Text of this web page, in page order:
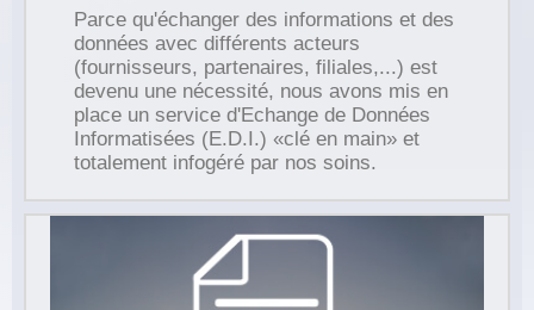
Parce qu'échanger des informations et des
données avec différents acteurs
(fournisseurs, partenaires, filiales,...) est
devenu une nécessité, nous avons mis en
place un service d'Echange de Données
Informatisées (E.D.I.) «clé en main» et
totalement infogéré par nos soins.